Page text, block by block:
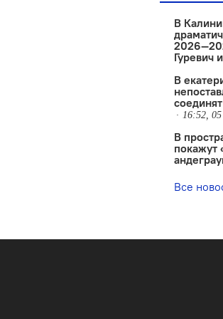
В
Гуревич
В
16:52, 05
В
покажут
Все